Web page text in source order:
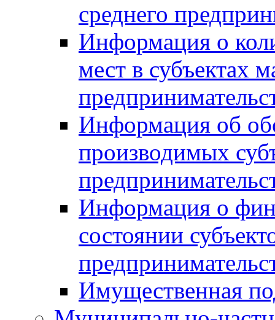
среднего
Информация о
мест в субъектах
Информация об
производимых
Информация о
состоянии
Имущественная